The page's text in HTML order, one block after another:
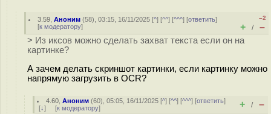
3.59 ,Аноним (58), 03:15, 16/11/2025 [^] [^^] [^^^] [ответить]
[к модератору]
–2
+ / –
> Из иксов можно сделать захват текста если он на
картинке?
А зачем делать скриншот картинки, если картинку можно
напрямую загрузить в OCR?
4.60 ,Аноним (60), 05:05, 16/11/2025 [^] [^^] [^^^] [ответить]
[↓] [к модератору] + / –